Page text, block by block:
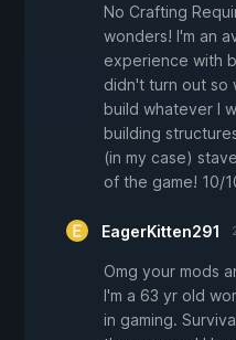
No Crafting
wonders! I'm an
experience with
didn't turn out so
build whatever I
building
(in my case)
of the game! 10/
EagerKitten291
Omg your mods
I'm a 63 yr old
in gaming.